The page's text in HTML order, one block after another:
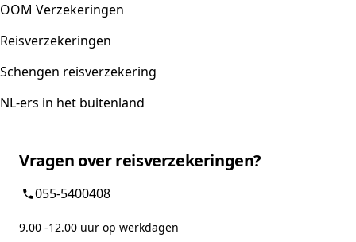
OOM Verzekeringen
Reisverzekeringen
Schengen reisverzekering
NL-ers in het buitenland
Vragen over reisverzekeringen?
055-5400408
9.00 -12.00 uur op werkdagen